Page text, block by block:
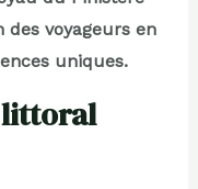
des voyageurs en
uniques.
littoral